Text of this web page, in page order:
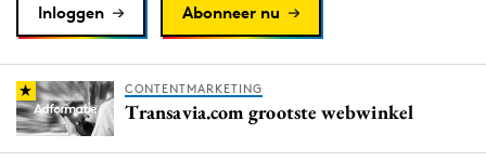
Inloggen Abonneer nu
CONTENTMARKETING
Transavia.com grootste webwinkel